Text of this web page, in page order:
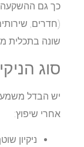
כך גם ההשקעה
(חדרים,
שונה בתכלית
סוג
יש הבדל
אחרי שיפוץ:
ניקיון